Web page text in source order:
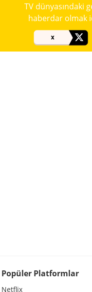
TV dünyasındaki
haberdar olmak
Popüler Platformlar
Netflix